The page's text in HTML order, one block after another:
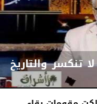
والتاريخ